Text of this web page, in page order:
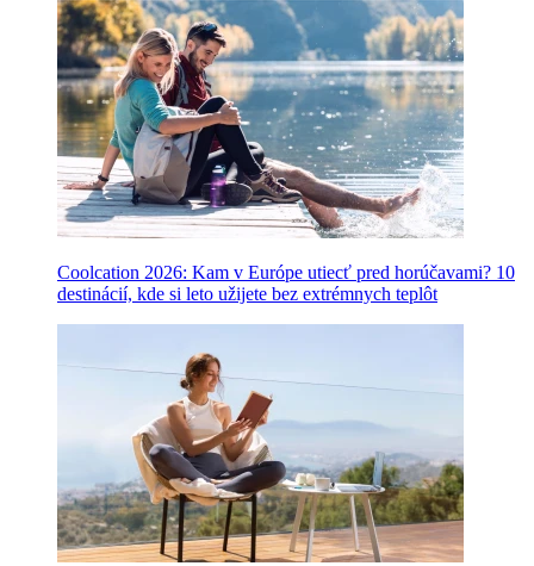
Coolcation 2026: Kam v Európe utiecť pred horúčavami? 10
destinácií, kde si leto užijete bez extrémnych teplôt